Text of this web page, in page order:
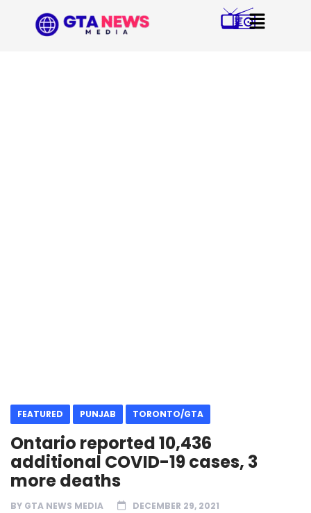
FEATURED PUNJAB TORONTO/GTA
Ontario reported 10,436
additional COVID-19 cases, 3
more deaths
BY GTA NEWS MEDIA DECEMBER 29, 2021